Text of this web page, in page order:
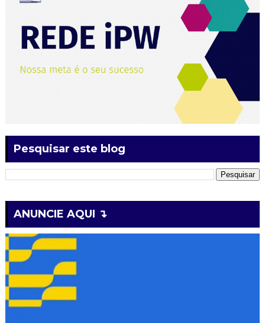
Pesquisar este blog
ANUNCIE AQUI ↴